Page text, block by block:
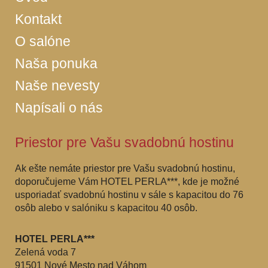
Kontakt
O salóne
Naša ponuka
Naše nevesty
Napísali o nás
Priestor pre Vašu svadobnú hostinu
Ak ešte nemáte priestor pre Vašu svadobnú hostinu,
doporučujeme Vám HOTEL PERLA***, kde je možné
usporiadať svadobnú hostinu v sále s kapacitou do 76
osôb alebo v salóniku s kapacitou 40 osôb.
HOTEL PERLA***
Zelená voda 7
91501 Nové Mesto nad Váhom